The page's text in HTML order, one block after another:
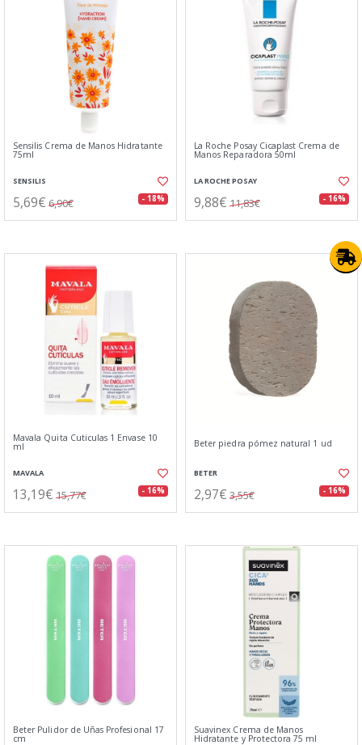
Sensilis Crema de Manos Hidratante
75ml
SENSILIS
5,69€ 6,90€ - 18%
La Roche Posay Cicaplast Crema de
Manos Reparadora 50ml
LA ROCHE POSAY
9,88€ 11,83€ - 16%
Mavala Quita Cuticulas 1 Envase 10
ml
MAVALA
13,19€ 15,77€ - 16%
Beter piedra pómez natural 1 ud
BETER
2,97€ 3,55€ - 16%
Beter Pulidor de Uñas Profesional 17
cm
Suavinex Crema de Manos
Hidratante y Protectora 75 ml